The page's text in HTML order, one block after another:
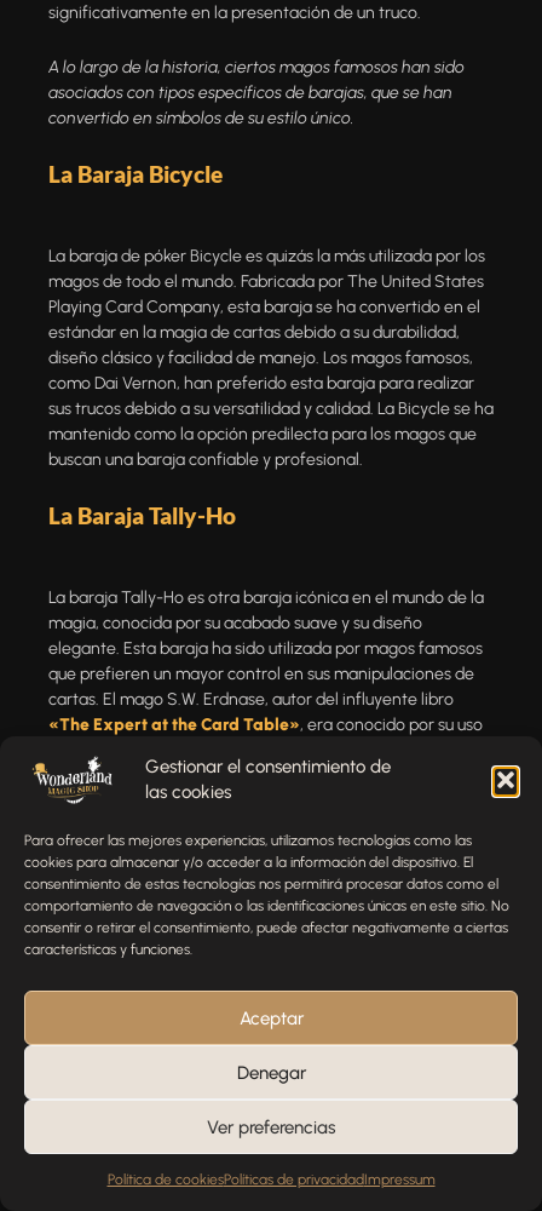
Gestionar el consentimiento de
las cookies
Para ofrecer las mejores experiencias, utilizamos tecnologías como las
cookies para almacenar y/o acceder a la información del dispositivo. El
consentimiento de estas tecnologías nos permitirá procesar datos como el
comportamiento de navegación o las identificaciones únicas en este sitio. No
consentir o retirar el consentimiento, puede afectar negativamente a ciertas
características y funciones.
Aceptar
Denegar
Ver preferencias
Política de cookiesPolíticas de privacidadImpressum
significativamente en la presentación de un truco.
A lo largo de la historia, ciertos magos famosos han sido
asociados con tipos específicos de barajas, que se han
convertido en símbolos de su estilo único.
La Baraja Bicycle
La baraja de pókerBicyclees quizás la más utilizada por los
magos de todo el mundo. Fabricada por The United States
Playing Card Company, esta baraja se ha convertido en el
estándar en la magia de cartas debido a su durabilidad,
diseño clásico y facilidad de manejo. Los magos famosos,
como Dai Vernon, han preferido esta baraja para realizar
sus trucos debido a su versatilidad y calidad. La Bicycle se ha
mantenido como la opción predilecta para los magos que
buscan una baraja confiable y profesional.
La Baraja Tally-Ho
La baraja Tally-Hoes otra baraja icónica en el mundo de la
magia, conocida por su acabado suave y su diseño
elegante. Esta baraja ha sido utilizada por magos famosos
que prefieren un mayor control en sus manipulaciones de
cartas. El mago S.W. Erdnase, autor del influyente libro
«The Expert at the Card Table», era conocido por su uso
delicado. La Tally-Ho sigue siendo una elección popular
entre los magos que valoran la calidad y la precisión en sus
Los Magos Famosos y la Tecnología
Innovación en la Magia Moderna
En la era digital, la tecnología ha jugado un papel cada vez
más importante en la magia. Los magos famosos han